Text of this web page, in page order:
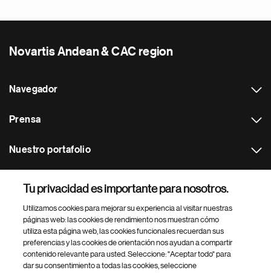
Novartis Andean & CAC region
Navegador
Prensa
Nuestro portafolio
Footer Site Search
Tu privacidad es importante para nosotros.
Utilizamos cookies para mejorar su experiencia al visitar nuestras
páginas web: las cookies de rendimiento nos muestran cómo
utiliza esta página web, las cookies funcionales recuerdan sus
preferencias y las cookies de orientación nos ayudan a compartir
contenido relevante para usted. Seleccione: "Aceptar todo" para
dar su consentimiento a todas las cookies, seleccione